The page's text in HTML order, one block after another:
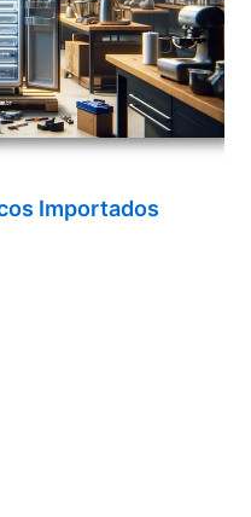
Importados